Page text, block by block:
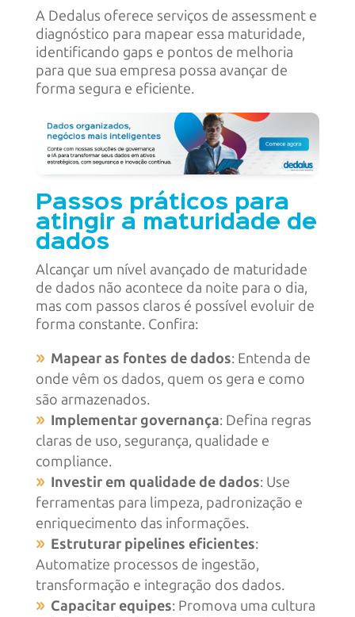
A Dedalus oferece serviços de assessment e
diagnóstico para mapear essa maturidade,
identificando gaps e pontos de melhoria
para que sua empresa possa avançar de
forma segura e eficiente.
Passos práticos para
atingir a maturidade de
dados
Alcançar um nível avançado de maturidade
de dados não acontece da noite para o dia,
mas com passos claros é possível evoluir de
forma constante. Confira:
Mapear as fontes de dados: Entenda de
onde vêm os dados, quem os gera e como
são armazenados.
Implementar governança: Defina regras
claras de uso, segurança, qualidade e
compliance.
Investir em qualidade de dados: Use
ferramentas para limpeza, padronização e
enriquecimento das informações.
Estruturar pipelines eficientes:
Automatize processos de ingestão,
transformação e integração dos dados.
Capacitar equipes: Promova uma cultura